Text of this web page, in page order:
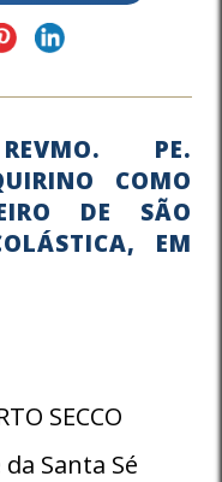
PE.
COMO
DE SÃO
EM
SECCO
Santa Sé